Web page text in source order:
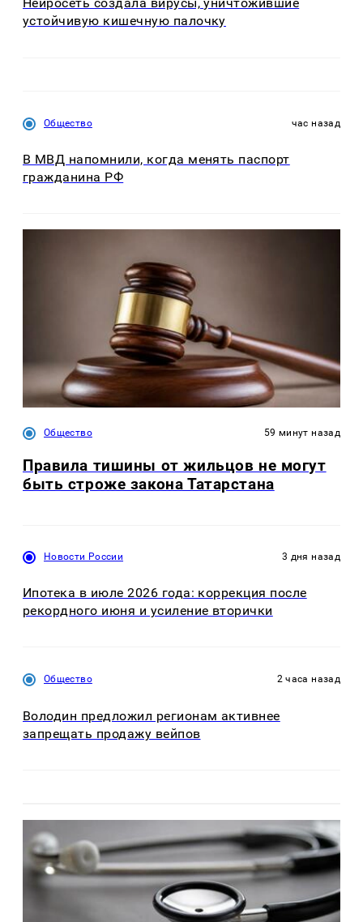
Нейросеть создала вирусы, уничтожившие
устойчивую кишечную палочку
Общество час назад
В МВД напомнили, когда менять паспорт
гражданина РФ
Общество 59 минут назад
Правила тишины от жильцов не могут
быть строже закона Татарстана
Новости России 3 дня назад
Ипотека в июле 2026 года: коррекция после
рекордного июня и усиление вторички
Общество 2 часа назад
Володин предложил регионам активнее
запрещать продажу вейпов